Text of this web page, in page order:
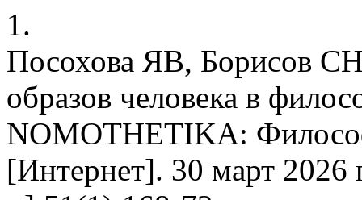
1.
Посохова ЯВ, Борисов
образов человека в
NOMOTHETIKA:
[Интернет]. 30 март 2026